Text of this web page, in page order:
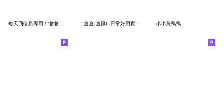
小小黃鴨鴨